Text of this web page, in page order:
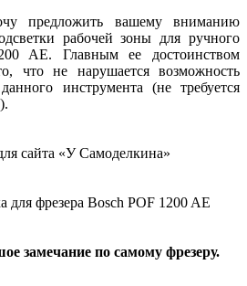
предложить вашему вниманию
рабочей зоны для ручного
AE. Главным ее достоинством
что не нарушается возможность
инструмента (не требуется
сайта «У Самоделкина»
замечание по самому фрезеру.